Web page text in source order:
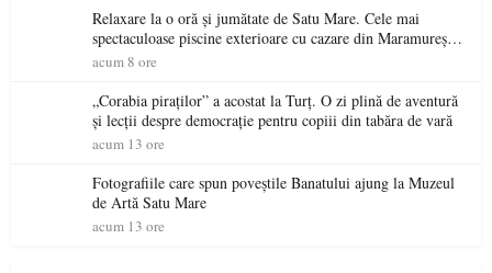
Relaxare la o oră și jumătate de Satu Mare. Cele mai
spectaculoase piscine exterioare cu cazare din Maramureș,
ideale pentru o escapadă de vară
acum 8 ore
„Corabia piraților” a acostat la Turț. O zi plină de aventură
și lecții despre democrație pentru copiii din tabăra de vară
acum 13 ore
Fotografiile care spun poveștile Banatului ajung la Muzeul
de Artă Satu Mare
acum 13 ore